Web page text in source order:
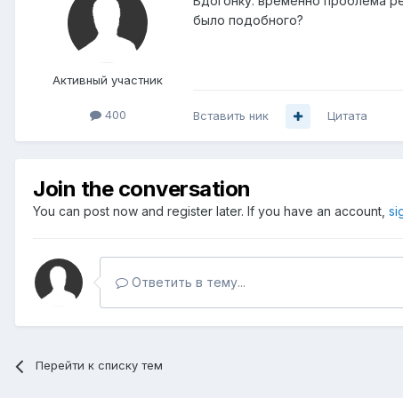
Активный участник
400
было подобного?
Вставить ник Цитата
Join the conversation
You can post now and register later. If you have an account,
Ответить в тему...
Перейти к списку тем